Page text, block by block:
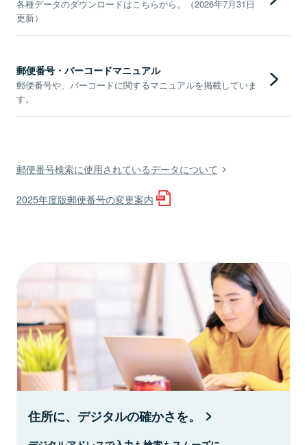
各種データのダウンロードはこちらから。（2026年7月31日
更新）
郵便番号・バーコードマニュアル
郵便番号や、バーコードに関するマニュアルを掲載していま
す。
郵便番号検索に使用されているデータについて
2025年度版郵便番号の変更案内
住所に、デジタルの確かさを。